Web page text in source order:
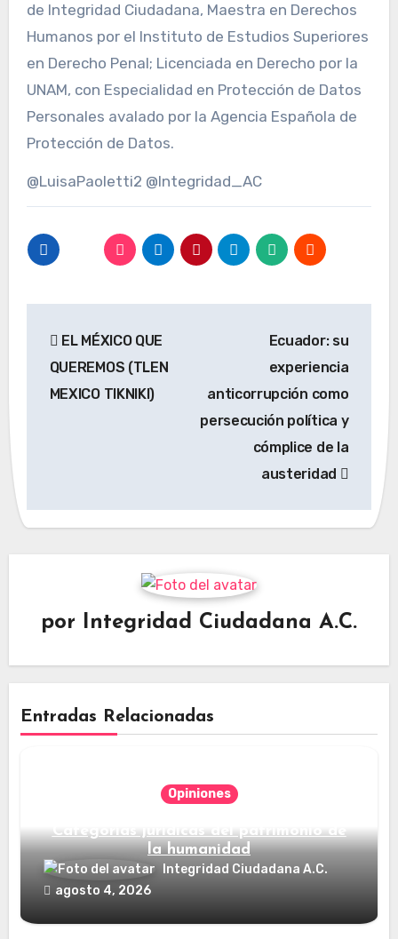
de Integridad Ciudadana, Maestra en Derechos
Humanos por el Instituto de Estudios Superiores
en Derecho Penal; Licenciada en Derecho por la
UNAM, con Especialidad en Protección de Datos
Personales avalado por la Agencia Española de
Protección de Datos.
@LuisaPaoletti2 @Integridad_AC
de
entradas
EL MÉXICO QUE
QUEREMOS (TLEN
MEXICO TIKNIKI)
Ecuador: su
experiencia
anticorrupción como
persecución política y
cómplice de la
austeridad
por Integridad Ciudadana A.C.
Entradas Relacionadas
Opiniones
Categorías jurídicas del patrimonio de
la humanidad
Integridad Ciudadana A.C.
agosto 4, 2026